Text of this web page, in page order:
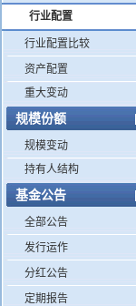
行业配置
行业配置比较
资产配置
重大变动
规模份额
规模变动
持有人结构
基金公告
全部公告
发行运作
分红公告
定期报告